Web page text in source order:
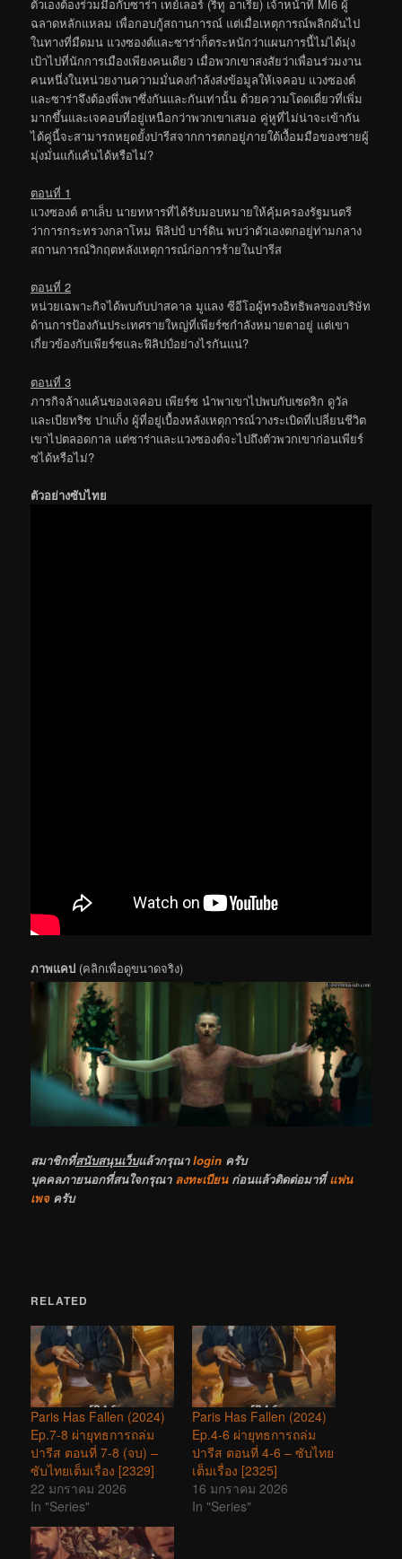
ตัวเองต้องร่วมมือกับซาร่า เทย์เลอร์ (ริทู อาเรีย) เจ้าหน้าที่ MI6 ผู้
ฉลาดหลักแหลม เพื่อกอบกู้สถานการณ์ แต่เมื่อเหตุการณ์พลิกผันไป
ในทางที่มืดมน แวงซองต์และซาร่าก็ตระหนักว่าแผนการนี้ไม่ได้มุ่ง
เป้าไปที่นักการเมืองเพียงคนเดียว เมื่อพวกเขาสงสัยว่าเพื่อนร่วมงาน
คนหนึ่งในหน่วยงานความมั่นคงกำลังส่งข้อมูลให้เจคอบ แวงซองต์
และซาร่าจึงต้องพึ่งพาซึ่งกันและกันเท่านั้น ด้วยความโดดเดี่ยวที่เพิ่ม
มากขึ้นและเจคอบที่อยู่เหนือกว่าพวกเขาเสมอ คู่หูที่ไม่น่าจะเข้ากัน
ได้คู่นี้จะสามารถหยุดยั้งปารีสจากการตกอยู่ภายใต้เงื้อมมือของชายผู้
มุ่งมั่นแก้แค้นได้หรือไม่?
ตอนที่ 1
แวงซองต์ ตาเล็บ นายทหารที่ได้รับมอบหมายให้คุ้มครองรัฐมนตรี
ว่าการกระทรวงกลาโหม ฟิลิปป์ บาร์ดิน พบว่าตัวเองตกอยู่ท่ามกลาง
สถานการณ์วิกฤตหลังเหตุการณ์ก่อการร้ายในปารีส
ตอนที่ 2
หน่วยเฉพาะกิจได้พบกับปาสคาล มูแลง ซีอีโอผู้ทรงอิทธิพลของบริษัท
ด้านการป้องกันประเทศรายใหญ่ที่เพียร์ซกำลังหมายตาอยู่ แต่เขา
เกี่ยวข้องกับเพียร์ซและฟิลิปป์อย่างไรกันแน่?
ตอนที่ 3
ภารกิจล้างแค้นของเจคอบ เพียร์ซ นำพาเขาไปพบกับเซดริก ดูวัล
และเบียทริซ ปาแก็ง ผู้ที่อยู่เบื้องหลังเหตุการณ์วางระเบิดที่เปลี่ยนชีวิต
เขาไปตลอดกาล แต่ซาร่าและแวงซองต์จะไปถึงตัวพวกเขาก่อนเพียร์
ซได้หรือไม่?
ตัวอย่างซับไทย
ภาพแคป (คลิกเพื่อดูขนาดจริง)
สมาชิกที่สนับสนุนเว็บแล้วกรุณาlogin ครับ
บุคคลภายนอกที่สนใจกรุณา ลงทะเบียนก่อนแล้วติดต่อมาที่แฟน
เพจครับ
RELATED
Paris Has Fallen (2024)
Ep.7-8 ผ่ายุทธการถล่ม
ปารีส ตอนที่ 7-8 (จบ) –
ซับไทยเต็มเรื่อง [2329]
22 มกราคม 2026
In "Series"
Paris Has Fallen (2024)
Ep.4-6 ผ่ายุทธการถล่ม
ปารีส ตอนที่ 4-6 – ซับไทย
เต็มเรื่อง [2325]
16 มกราคม 2026
In "Series"